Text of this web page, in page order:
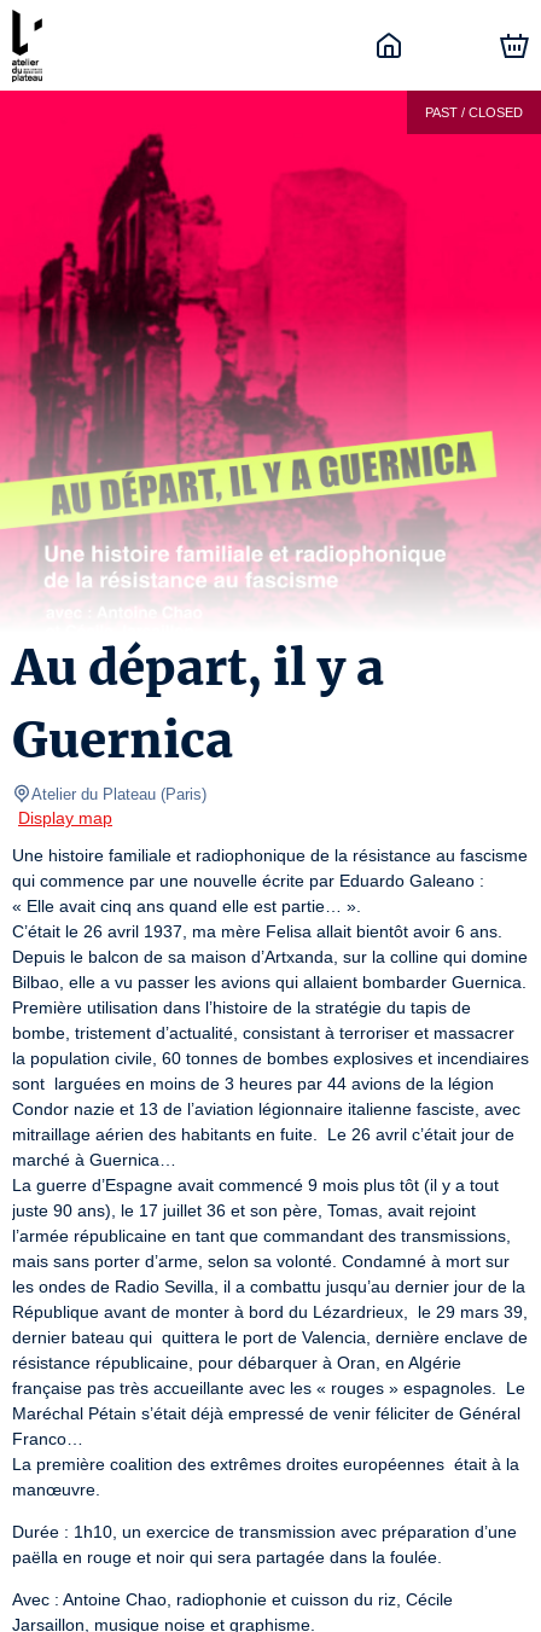
PAST / CLOSED
Au départ, il y a
Guernica
Atelier du Plateau (Paris)
Display map
Une histoire familiale et radiophonique de la résistance au fascisme
qui commence par une nouvelle écrite par Eduardo Galeano :
« Elle avait cinq ans quand elle est partie… ».
C’était le 26 avril 1937, ma mère Felisa allait bientôt avoir 6 ans.
Depuis le balcon de sa maison d’Artxanda, sur la colline qui domine
Bilbao, elle a vu passer les avions qui allaient bombarder Guernica.
Première utilisation dans l’histoire de la stratégie du tapis de
bombe, tristement d’actualité, consistant à terroriser et massacrer
la population civile, 60 tonnes de bombes explosives et incendiaires
sont  larguées en moins de 3 heures par 44 avions de la légion
Condor nazie et 13 de l’aviation légionnaire italienne fasciste, avec
mitraillage aérien des habitants en fuite.  Le 26 avril c’était jour de
marché à Guernica…
La guerre d’Espagne avait commencé 9 mois plus tôt (il y a tout
juste 90 ans), le 17 juillet 36 et son père, Tomas, avait rejoint
l’armée républicaine en tant que commandant des transmissions,
mais sans porter d’arme, selon sa volonté. Condamné à mort sur
les ondes de Radio Sevilla, il a combattu jusqu’au dernier jour de la
République avant de monter à bord du Lézardrieux,  le 29 mars 39,
dernier bateau qui  quittera le port de Valencia, dernière enclave de
résistance républicaine, pour débarquer à Oran, en Algérie
française pas très accueillante avec les « rouges » espagnoles.  Le
Maréchal Pétain s’était déjà empressé de venir féliciter de Général
Franco…
La première coalition des extrêmes droites européennes  était à la
manœuvre.
Durée : 1h10, un exercice de transmission avec préparation d’une
paëlla en rouge et noir qui sera partagée dans la foulée.
Avec : Antoine Chao, radiophonie et cuisson du riz, Cécile
Jarsaillon, musique noise et graphisme.